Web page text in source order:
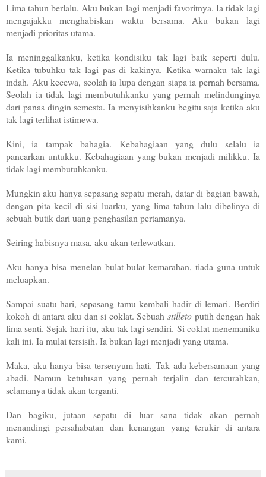
Lima tahun berlalu. Aku bukan lagi menjadi favoritnya. Ia tidak lagi
mengajakku menghabiskan waktu bersama. Aku bukan lagi
menjadi prioritas utama.
Ia meninggalkanku, ketika kondisiku tak lagi baik seperti dulu.
Ketika tubuhku tak lagi pas di kakinya. Ketika warnaku tak lagi
indah. Aku kecewa, seolah ia lupa dengan siapa ia pernah bersama.
Seolah ia tidak lagi membutuhkanku yang pernah melindunginya
dari panas dingin semesta. Ia menyisihkanku begitu saja ketika aku
tak lagi terlihat istimewa.
Kini, ia tampak bahagia. Kebahagiaan yang dulu selalu ia
pancarkan untukku. Kebahagiaan yang bukan menjadi milikku. Ia
tidak lagi membutuhkanku.
Mungkin aku hanya sepasang sepatu merah, datar di bagian bawah,
dengan pita kecil di sisi luarku, yang lima tahun lalu dibelinya di
sebuah butik dari uang penghasilan pertamanya.
Seiring habisnya masa, aku akan terlewatkan.
Aku hanya bisa menelan bulat-bulat kemarahan, tiada guna untuk
meluapkan.
Sampai suatu hari, sepasang tamu kembali hadir di lemari. Berdiri
kokoh di antara aku dan si coklat. Sebuahstilleto putih dengan hak
lima senti. Sejak hari itu, aku tak lagi sendiri. Si coklat menemaniku
kali ini. Ia mulai tersisih. Ia bukan lagi menjadi yang utama.
Maka, aku hanya bisa tersenyum hati. Tak ada kebersamaan yang
abadi. Namun ketulusan yang pernah terjalin dan tercurahkan,
selamanya tidak akan terganti.
Dan bagiku, jutaan sepatu di luar sana tidak akan pernah
menandingi persahabatan dan kenangan yang terukir di antara
kami.